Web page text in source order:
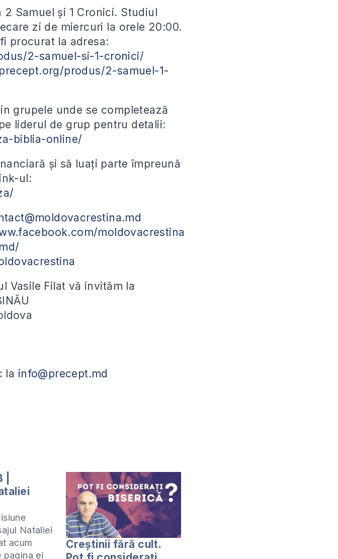
Samuel și 1 Cronici. Studiul
zi de miercuri la orele 20:00.
procurat la adresa:
2-samuel-si-1-cronici/
produs/2-samuel-1-
grupele unde se completează
liderul de grup pentru detalii:
biblia-online/
și să luați parte împreună
ul:
moldovacrestina
Vasile Filat vă invităm la
la info@precept.md
Nataliei
acum
pagina ei
Creștinii fără cult.